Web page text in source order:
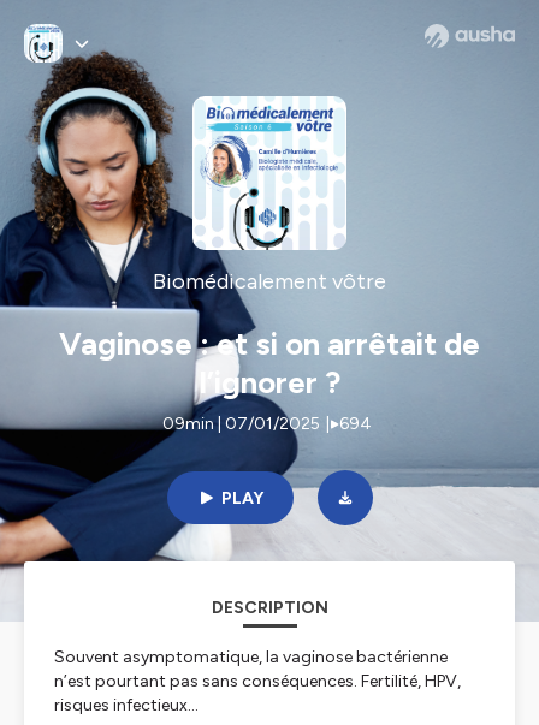
Biomédicalement vôtre
Vaginose : et si on arrêtait de
l’ignorer ?
09min | 07/01/2025 694
PLAY
DESCRIPTION
Souvent asymptomatique, la vaginose bactérienne
n’est pourtant pas sans conséquences. Fertilité, HPV,
risques infectieux…